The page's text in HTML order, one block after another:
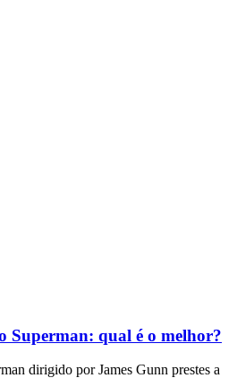
Superman: qual é o melhor?
dirigido por James Gunn prestes a